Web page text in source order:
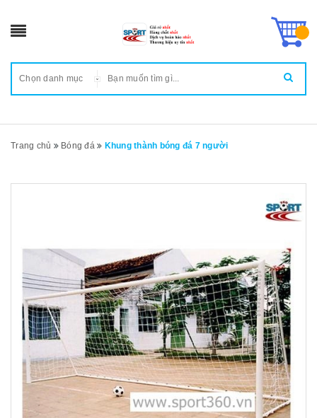
Chọn danh mục
Trang chủ Bóng đá Khung thành bóng đá 7 người